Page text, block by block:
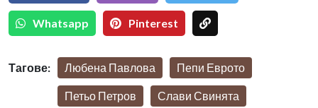
Whatsapp Pinterest
Тагове: Любена Павлова Пепи Еврото
Петьо Петров Слави Свинята